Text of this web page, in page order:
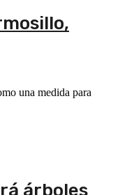
una medida para
árboles